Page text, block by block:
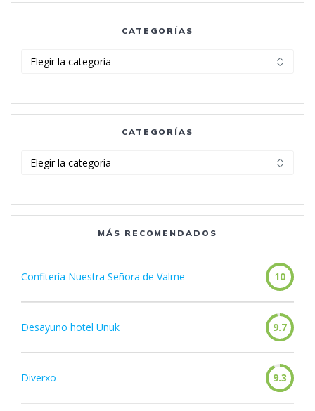
CATEGORÍAS
CATEGORÍAS
MÁS RECOMENDADOS
Confitería Nuestra Señora de Valme 10
Desayuno hotel Unuk 9.7
Diverxo 9.3